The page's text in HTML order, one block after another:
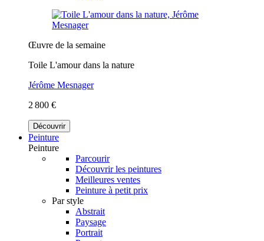
Œuvre de la semaine
Toile L'amour dans la nature
Jérôme Mesnager
2 800 €
Découvrir
Peinture
Peinture
Parcourir
Découvrir les peintures
Meilleures ventes
Peinture à petit prix
Par style
Abstrait
Paysage
Portrait